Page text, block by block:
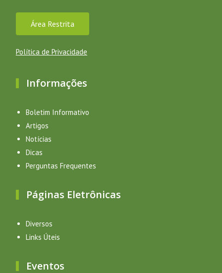
Área Restrita
Política de Privacidade
Informações
Boletim Informativo
Artigos
Notícias
Dicas
Perguntas Frequentes
Páginas Eletrônicas
Diversos
Links Úteis
Eventos